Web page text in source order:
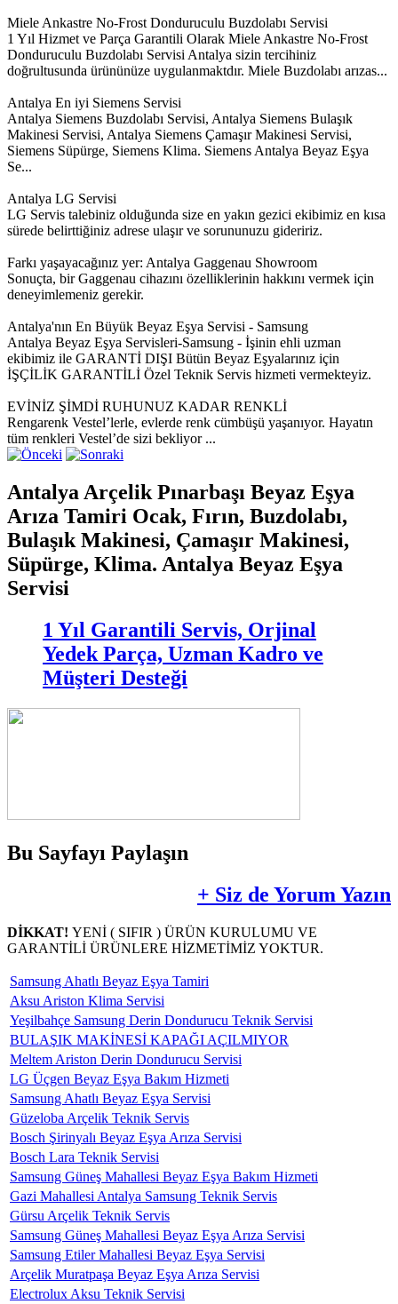
Miele Ankastre No-Frost Donduruculu Buzdolabı Servisi
1 Yıl Hizmet ve Parça Garantili Olarak Miele Ankastre No-Frost
Donduruculu Buzdolabı Servisi Antalya sizin tercihiniz
doğrultusunda ürününüze uygulanmaktdır. Miele Buzdolabı arızas...
Antalya En iyi Siemens Servisi
Antalya Siemens Buzdolabı Servisi, Antalya Siemens Bulaşık
Makinesi Servisi, Antalya Siemens Çamaşır Makinesi Servisi,
Siemens Süpürge, Siemens Klima. Siemens Antalya Beyaz Eşya
Se...
Antalya LG Servisi
LG Servis talebiniz olduğunda size en yakın gezici ekibimiz en kısa
sürede belirttiğiniz adrese ulaşır ve sorununuzu gideririz.
Farkı yaşayacağınız yer: Antalya Gaggenau Showroom
Sonuçta, bir Gaggenau cihazını özelliklerinin hakkını vermek için
deneyimlemeniz gerekir.
Antalya'nın En Büyük Beyaz Eşya Servisi - Samsung
Antalya Beyaz Eşya Servisleri-Samsung - İşinin ehli uzman
ekibimiz ile GARANTİ DIŞI Bütün Beyaz Eşyalarınız için
İŞÇİLİK GARANTİLİ Özel Teknik Servis hizmeti vermekteyiz.
EVİNİZ ŞİMDİ RUHUNUZ KADAR RENKLİ
Rengarenk Vestel’lerle, evlerde renk cümbüşü yaşanıyor. Hayatın
tüm renkleri Vestel’de sizi bekliyor ...
Antalya Arçelik Pınarbaşı Beyaz Eşya
Arıza Tamiri Ocak, Fırın, Buzdolabı,
Bulaşık Makinesi, Çamaşır Makinesi,
Süpürge, Klima. Antalya Beyaz Eşya
Servisi
1 Yıl Garantili Servis, Orjinal
Yedek Parça, Uzman Kadro ve
Müşteri Desteği
Bu Sayfayı Paylaşın
+ Siz de Yorum Yazın
DİKKAT! YENİ ( SIFIR ) ÜRÜN KURULUMU VE
GARANTİLİ ÜRÜNLERE HİZMETİMİZ YOKTUR.
Samsung Ahatlı Beyaz Eşya Tamiri
Aksu Ariston Klima Servisi
Yeşilbahçe Samsung Derin Dondurucu Teknik Servisi
BULAŞIK MAKİNESİ KAPAĞI AÇILMIYOR
Meltem Ariston Derin Dondurucu Servisi
LG Üçgen Beyaz Eşya Bakım Hizmeti
Samsung Ahatlı Beyaz Eşya Servisi
Güzeloba Arçelik Teknik Servis
Bosch Şirinyalı Beyaz Eşya Arıza Servisi
Bosch Lara Teknik Servisi
Samsung Güneş Mahallesi Beyaz Eşya Bakım Hizmeti
Gazi Mahallesi Antalya Samsung Teknik Servis
Gürsu Arçelik Teknik Servis
Samsung Güneş Mahallesi Beyaz Eşya Arıza Servisi
Samsung Etiler Mahallesi Beyaz Eşya Servisi
Arçelik Muratpaşa Beyaz Eşya Arıza Servisi
Electrolux Aksu Teknik Servisi